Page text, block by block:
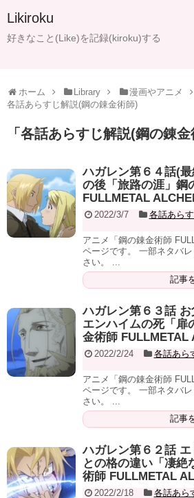
Likiroku
好きなこと(Like)を記録(kiroku)する
ホーム Library 漫画やアニメ
各話あらすじ解説(鋼の錬金術師)
「 各話あらすじ解説(鋼の錬金
ハガレン第６４話(
の後「旅路の涯」鋼
FULLMETAL
2022/3/7 各話あら
アニメ「鋼の錬金術師
ページです。 一部ネタバ
さい。 ...
記事
ハガレン第６３話
エンハイムの死「扉
金術師 FULLMETAL
2022/2/24 各話あら
アニメ「鋼の錬金術師
ページです。 一部ネタバ
さい。 ...
記事
ハガレン第６２話
との格の違い「凄絶
術師 FULLMETAL
2022/2/18 各話あら